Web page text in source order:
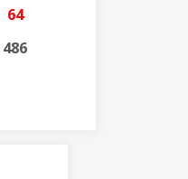
64
486